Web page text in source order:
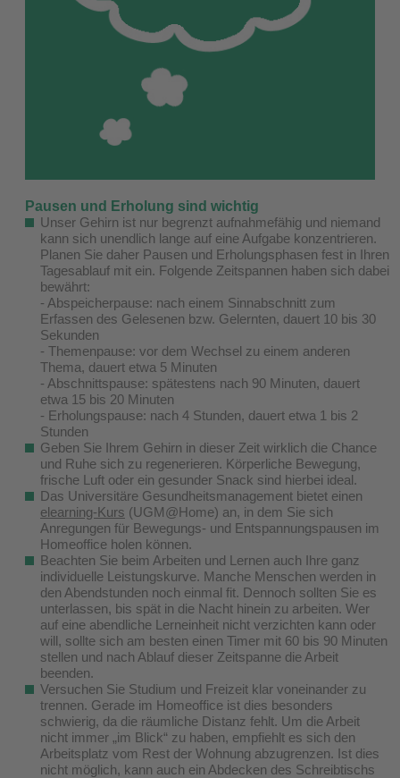
Pausen und Erholung sind wichtig
Unser Gehirn ist nur begrenzt aufnahmefähig und niemand
kann sich unendlich lange auf eine Aufgabe konzentrieren.
Planen Sie daher Pausen und Erholungsphasen fest in Ihren
Tagesablauf mit ein. Folgende Zeitspannen haben sich dabei
bewährt:
- Abspeicherpause: nach einem Sinnabschnitt zum
Erfassen des Gelesenen bzw. Gelernten, dauert 10 bis 30
Sekunden
- Themenpause: vor dem Wechsel zu einem anderen
Thema, dauert etwa 5 Minuten
- Abschnittspause: spätestens nach 90 Minuten, dauert
etwa 15 bis 20 Minuten
- Erholungspause: nach 4 Stunden, dauert etwa 1 bis 2
Stunden
Geben Sie Ihrem Gehirn in dieser Zeit wirklich die Chance
und Ruhe sich zu regenerieren. Körperliche Bewegung,
frische Luft oder ein gesunder Snack sind hierbei ideal.
Das Universitäre Gesundheitsmanagement bietet einen
elearning-Kurs (UGM@Home) an, in dem Sie sich
Anregungen für Bewegungs- und Entspannungspausen im
Homeoffice holen können.
Beachten Sie beim Arbeiten und Lernen auch Ihre ganz
individuelle Leistungskurve. Manche Menschen werden in
den Abendstunden noch einmal fit. Dennoch sollten Sie es
unterlassen, bis spät in die Nacht hinein zu arbeiten. Wer
auf eine abendliche Lerneinheit nicht verzichten kann oder
will, sollte sich am besten einen Timer mit 60 bis 90 Minuten
stellen und nach Ablauf dieser Zeitspanne die Arbeit
beenden.
Versuchen Sie Studium und Freizeit klar voneinander zu
trennen. Gerade im Homeoffice ist dies besonders
schwierig, da die räumliche Distanz fehlt. Um die Arbeit
nicht immer „im Blick“ zu haben, empfiehlt es sich den
Arbeitsplatz vom Rest der Wohnung abzugrenzen. Ist dies
nicht möglich, kann auch ein Abdecken des Schreibtischs